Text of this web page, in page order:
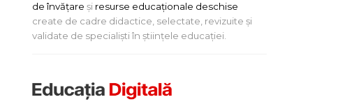
de învățare și resurse educaționale deschise
create de cadre didactice, selectate, revizuite și
validate de specialiști în științele educației.